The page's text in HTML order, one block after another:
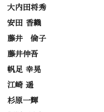
大内田将秀
安田 香織
藤井 倫子
藤井伸吾
帆足 幸晃
江崎 遥
杉原一輝